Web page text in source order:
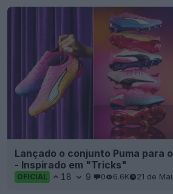
Lançado o conjunto Puma para
- Inspirado em "Tricks"
OFICIAL 18 9 0 6.6K 21 de